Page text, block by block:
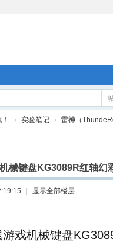
› 实验笔记 › 雷神（
械键盘KG3089R红轴幻
显示全部楼层
戏机械键盘